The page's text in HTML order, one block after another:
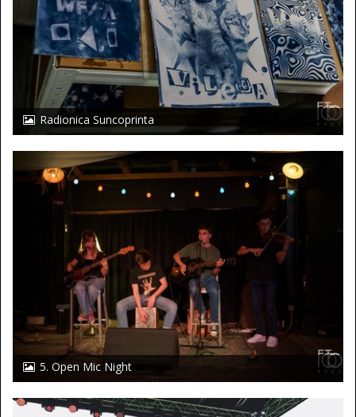
Radionica Suncoprinta
5. Open Mic Night